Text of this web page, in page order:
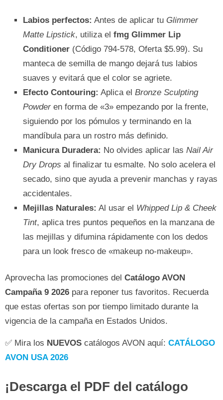
Labios perfectos: Antes de aplicar tu Glimmer
Matte Lipstick, utiliza el fmg Glimmer Lip
Conditioner (Código 794-578, Oferta $5.99). Su
manteca de semilla de mango dejará tus labios
suaves y evitará que el color se agriete.
Efecto Contouring: Aplica el Bronze Sculpting
Powder en forma de «3» empezando por la frente,
siguiendo por los pómulos y terminando en la
mandíbula para un rostro más definido.
Manicura Duradera: No olvides aplicar las Nail Air
Dry Drops al finalizar tu esmalte. No solo acelera el
secado, sino que ayuda a prevenir manchas y rayas
accidentales.
Mejillas Naturales: Al usar el Whipped Lip & Cheek
Tint, aplica tres puntos pequeños en la manzana de
las mejillas y difumina rápidamente con los dedos
para un look fresco de «makeup no-makeup».
Aprovecha las promociones del Catálogo AVON
Campaña 9 2026 para reponer tus favoritos. Recuerda
que estas ofertas son por tiempo limitado durante la
vigencia de la campaña en Estados Unidos.
✅ Mira los NUEVOS catálogos AVON aquí: CATÁLOGO
AVON USA 2026
¡Descarga el PDF del catálogo